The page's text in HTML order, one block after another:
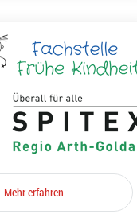
Mehr erfahren